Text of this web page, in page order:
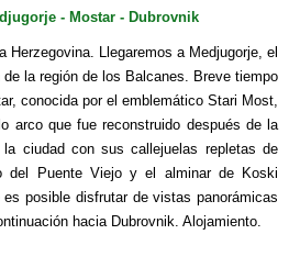
- Mostar - Dubrovnik
Herzegovina. Llegaremos a Medjugorje, el
la región de los Balcanes. Breve tiempo
conocida por el emblemático Stari Most,
arco que fue reconstruido después de la
ciudad con sus callejuelas repletas de
del Puente Viejo y el alminar de Koski
posible disfrutar de vistas panorámicas
hacia Dubrovnik. Alojamiento.